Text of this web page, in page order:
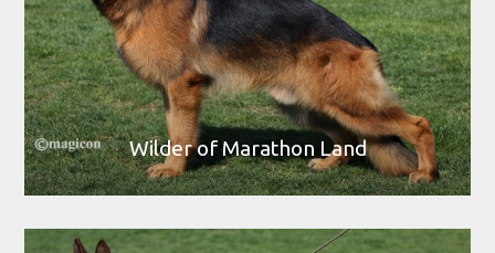
Wilder of Marathon Land